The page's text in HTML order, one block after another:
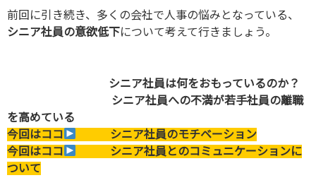
前回に引き続き、多くの会社で人事の悩みとなっている、
シニア社員の意欲低下について考えて行きましょう。
シニア社員は何をおもっているのか？
シニア社員への不満が若手社員の離職
を高めている
今回はココ
シニア社員のモチベーション
今回はココ
シニア社員とのコミュニケーションに
ついて